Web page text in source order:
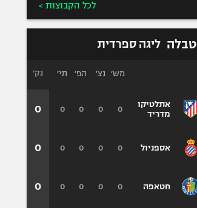
לכל הקבוצות >
טבלה ליגה ספרדית
אתלטיקו
מדריד
אספניול
חטאפה
מש׳ נצ׳ הפ׳ תי׳
0
0
0
0
0
0
0
0
0
0
0
0
נק׳
0
0
0